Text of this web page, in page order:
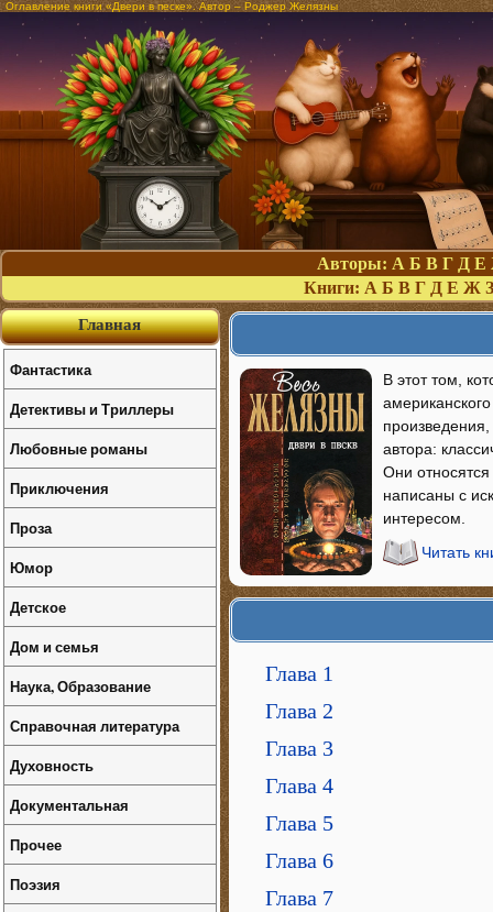
Оглавление книги «Двери в песке». Автор – Роджер Желязны
Авторы: А Б В Г Д Е
Книги: А Б В Г Д Е Ж З
В этот том,
автора:
Они
написаны с
интересом.
Читать
Глава 1
Глава 2
Глава 3
Глава 4
Глава 5
Глава 6
Глава 7
Главная
Фантастика
Детективы и Триллеры
Любовные романы
Приключения
Проза
Юмор
Детское
Дом и семья
Наука, Образование
Справочная литература
Духовность
Документальная
Прочее
Поэзия